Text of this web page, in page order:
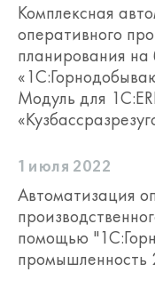
Комплексная
оперативного
планирования на
Модуль для
1 июля 2022
Автоматизация
помощью
промышленность